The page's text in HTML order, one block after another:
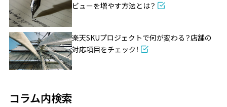
ビューを増やす方法とは？
楽天SKUプロジェクトで何が変わる？店舗の
対応項目をチェック！
コラム内検索